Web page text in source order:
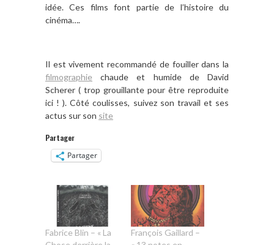
idée. Ces films font partie de l’histoire du
cinéma….
Il est vivement recommandé de fouiller dans la
filmographie chaude et humide de David
Scherer ( trop grouillante pour être reproduite
ici ! ). Côté coulisses, suivez son travail et ses
actus sur son site
Partager
Partager
Fabrice Blin – « La
François Gaillard –